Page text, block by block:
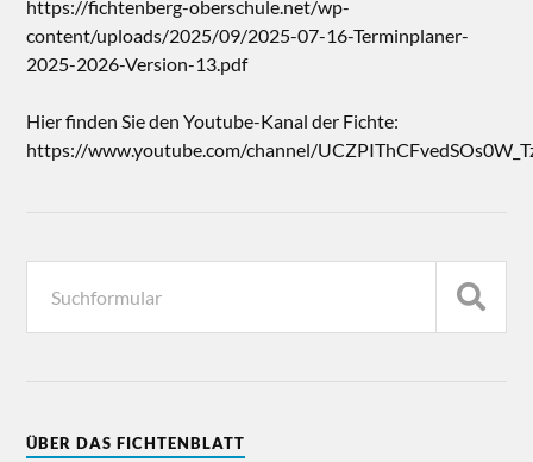
https://fichtenberg-oberschule.net/wp-
content/uploads/2025/09/2025-07-16-Terminplaner-
2025-2026-Version-13.pdf
Hier finden Sie den Youtube-Kanal der Fichte:
https://www.youtube.com/channel/
ÜBER DAS FICHTENBLATT